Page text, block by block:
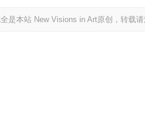
是本站 New Visions in Art原创，转载请